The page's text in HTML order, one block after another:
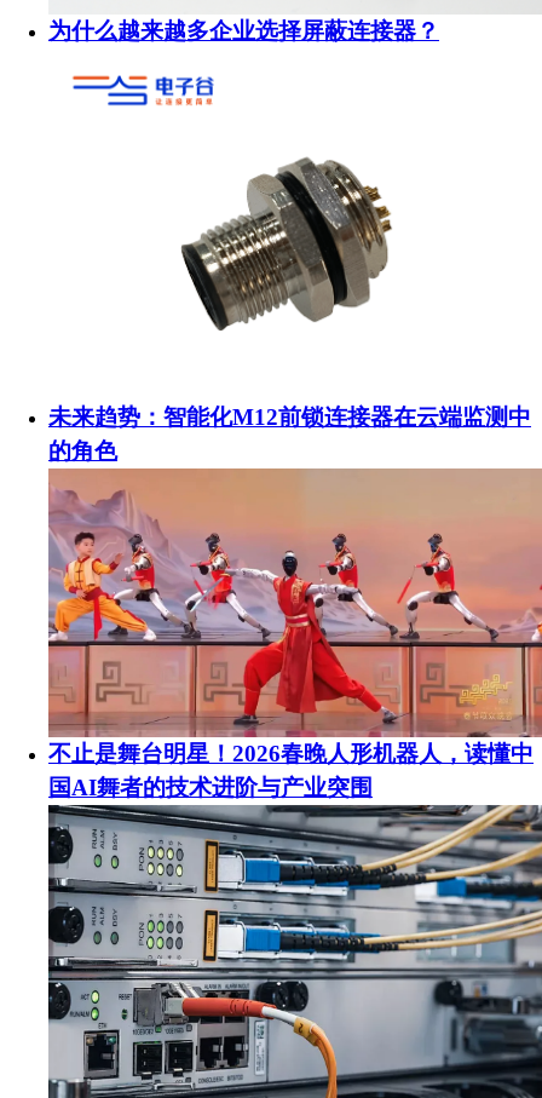
为什么越来越多企业选择屏蔽连接器？
未来趋势：智能化M12前锁连接器在云端监测中
的角色
不止是舞台明星！2026春晚人形机器人，读懂中
国AI舞者的技术进阶与产业突围